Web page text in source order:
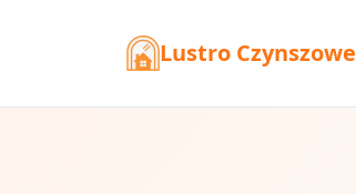
Lustro Czynszowe